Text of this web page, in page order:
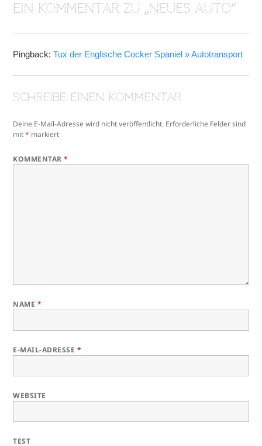
Ein Kommentar zu „Neues Auto“
Pingback:Tux der Englische Cocker Spaniel » Autotransport
Schreibe einen Kommentar
Deine E-Mail-Adresse wird nicht veröffentlicht. Erforderliche Felder sind
mit* markiert
KOMMENTAR*
NAME *
E-MAIL-ADRESSE *
WEBSITE
TEST